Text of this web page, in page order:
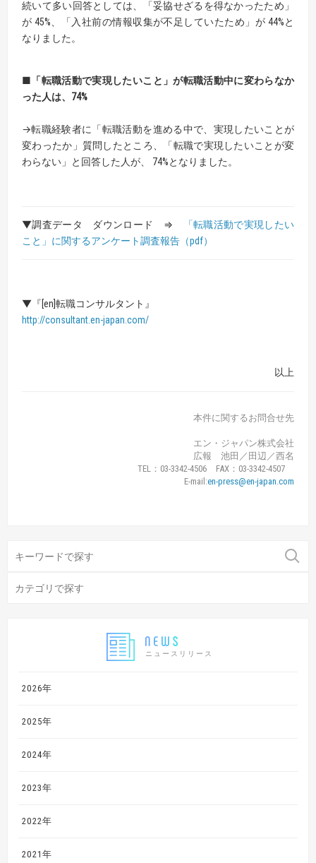
ニュースリリース
2026年
2025年
2024年
2023年
2022年
2021年
続いて多い回答としては、「妥協せざるを得なかったため」
が 45%、「入社前の情報収集が不足していたため」が 44%と
なりました。
■「転職活動で実現したいこと」が転職活動中に変わらなか
った人は、74%
→転職経験者に「転職活動を進める中で、実現したいことが
変わったか」質問したところ、「転職で実現したいことが変
わらない」と回答した人が、 74%となりました。
▼調査データ ダウンロード ⇒
「転職活動で実現したい
こと」に関するアンケート調査報告 （pdf）
▼『[en]転職コンサルタント』
http://consultant.en-japan.com/
以上
本件に関するお問合せ先
エン・ジャパン株式会社
広報 池田／田辺／西名
TEL：03-3342-4506 FAX：03-3342-4507
E-mail:en-press@en-japan.com